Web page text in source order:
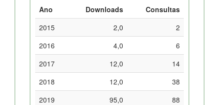
Ano Downloads
Consultas
2015
2,0
2
2016
4,0
6
2017
12,0
14
2018
12,0
38
2019
95,0
88